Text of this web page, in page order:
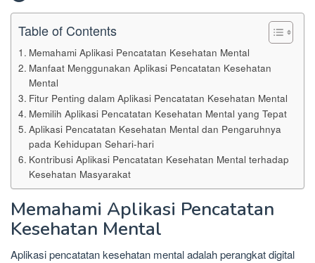
Table of Contents
Memahami Aplikasi Pencatatan Kesehatan Mental
Manfaat Menggunakan Aplikasi Pencatatan Kesehatan
Mental
Fitur Penting dalam Aplikasi Pencatatan Kesehatan Mental
Memilih Aplikasi Pencatatan Kesehatan Mental yang Tepat
Aplikasi Pencatatan Kesehatan Mental dan Pengaruhnya
pada Kehidupan Sehari-hari
Kontribusi Aplikasi Pencatatan Kesehatan Mental terhadap
Kesehatan Masyarakat
Memahami Aplikasi Pencatatan
Kesehatan Mental
Aplikasi pencatatan kesehatan mental adalah perangkat digital